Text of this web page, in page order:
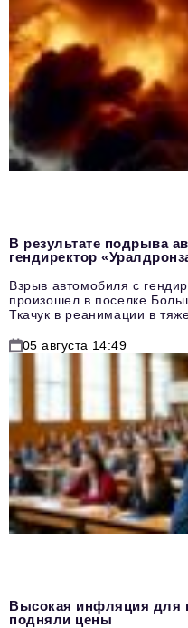
В результате подрыва
гендиректор
Взрыв автомобиля с
произошел в поселке
Ткачук в реанимации в
05 августа 14:49
Высокая инфляция для
подняли цены